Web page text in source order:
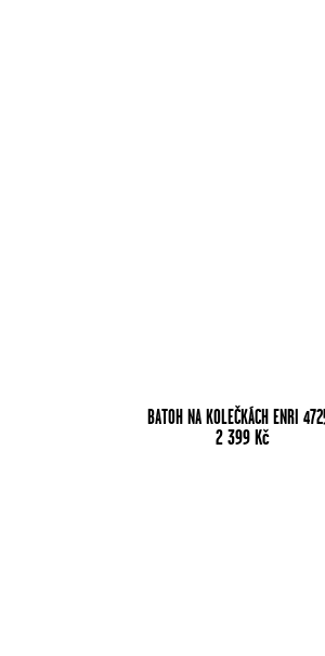
BATOH NA KOLEČKÁCH ENRI
2 399Kč